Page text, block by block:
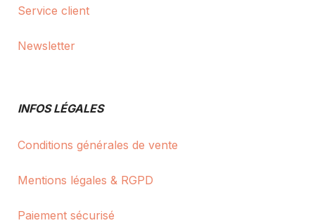
Service client
Newsletter
INFOS LÉGALES
Conditions générales de vente
Mentions légales & RGPD
Paiement sécurisé